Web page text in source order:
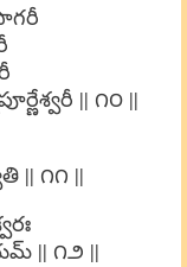
|| ౧౦ ||
|| ౧౧ ||
|| ౧౨ ||